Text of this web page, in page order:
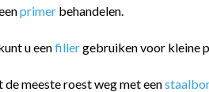
primer behandelen.
u eenfillergebruiken voor kleine
meeste roest weg met een